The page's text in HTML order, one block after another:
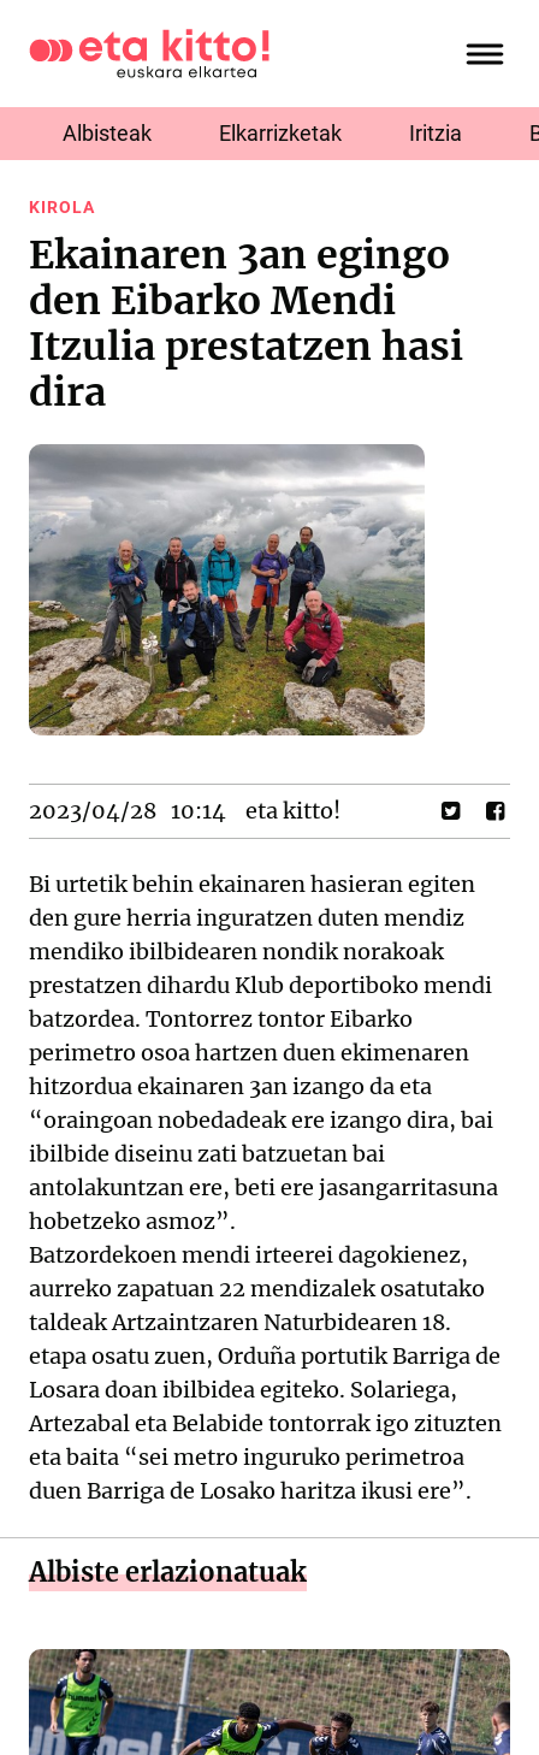
Albisteak Elkarrizketak Iritzia
KIROLA
Ekainaren 3an egingo
den Eibarko Mendi
Itzulia prestatzen hasi
dira
2023/04/28 10:14 eta kitto!
Bi urtetik behin ekainaren hasieran egiten
den gure herria inguratzen duten mendiz
mendiko ibilbidearen nondik norakoak
prestatzen dihardu Klub deportiboko mendi
batzordea. Tontorrez tontor Eibarko
perimetro osoa hartzen duen ekimenaren
hitzordua ekainaren 3an izango da eta
“oraingoan nobedadeak ere izango dira, bai
ibilbide diseinu zati batzuetan bai
antolakuntzan ere, beti ere jasangarritasuna
hobetzeko asmoz”.
Batzordekoen mendi irteerei dagokienez,
aurreko zapatuan 22 mendizalek osatutako
taldeak Artzaintzaren Naturbidearen 18.
etapa osatu zuen, Orduña portutik Barriga de
Losara doan ibilbidea egiteko. Solariega,
Artezabal eta Belabide tontorrak igo zituzten
eta baita “sei metro inguruko perimetroa
duen Barriga de Losako haritza ikusi ere”.
Albiste erlazionatuak